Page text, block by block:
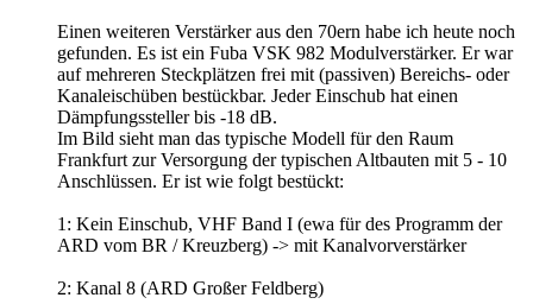
Einen weiteren Verstärker aus den 70ern habe ich heute noch
gefunden. Es ist ein Fuba VSK 982 Modulverstärker. Er war
auf mehreren Steckplätzen frei mit (passiven) Bereichs- oder
Kanaleischüben bestückbar. Jeder Einschub hat einen
Dämpfungssteller bis -18 dB.
Im Bild sieht man das typische Modell für den Raum
Frankfurt zur Versorgung der typischen Altbauten mit 5 - 10
Anschlüssen. Er ist wie folgt bestückt:
1: Kein Einschub, VHF Band I (ewa für des Programm der
ARD vom BR / Kreuzberg) -> mit Kanalvorverstärker
2: Kanal 8 (ARD Großer Feldberg)